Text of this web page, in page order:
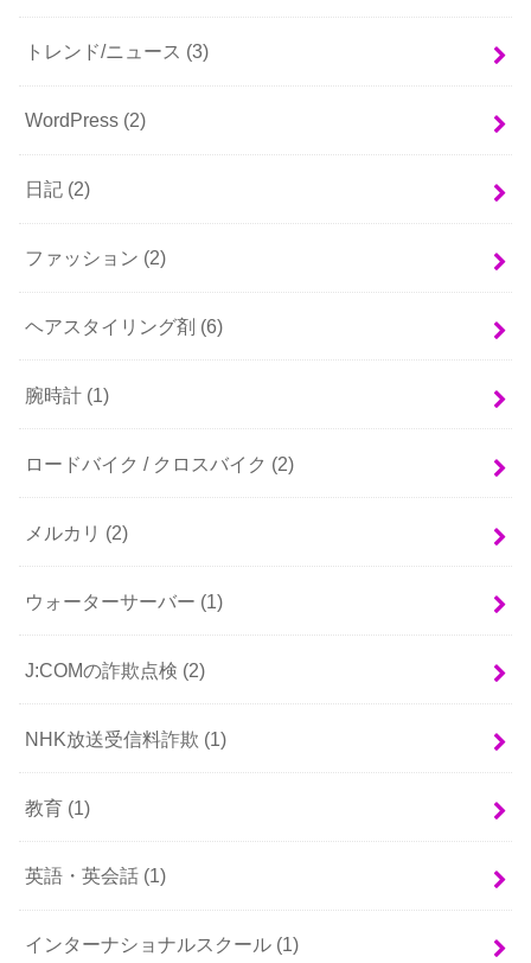
トレンド/ニュース (3)
WordPress (2)
日記 (2)
ファッション (2)
ヘアスタイリング剤 (6)
腕時計 (1)
ロードバイク / クロスバイク (2)
メルカリ (2)
ウォーターサーバー (1)
J:COMの詐欺点検 (2)
NHK放送受信料詐欺 (1)
教育 (1)
英語・英会話 (1)
インターナショナルスクール (1)